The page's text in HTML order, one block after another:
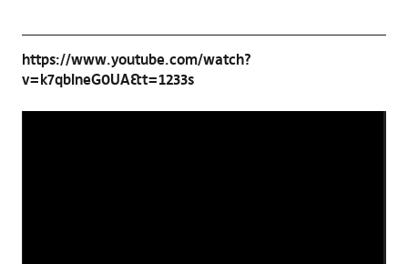
https://www.youtube.com/watch?
v=k7qbIneG0UA&t=1233s